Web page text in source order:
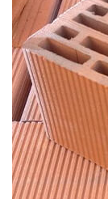
В закладки
В сравнение